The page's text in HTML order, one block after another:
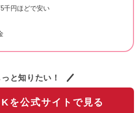
千円ほどで安い
っと知りたい！
を公式サイトで見る